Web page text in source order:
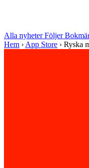
Alla nyheterFöljer
Hem › App Store › Ryska